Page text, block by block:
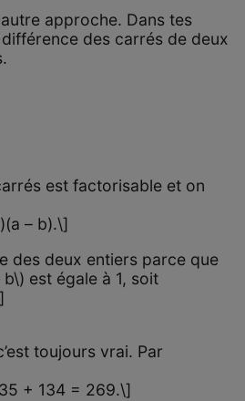
approche. Dans tes
des carrés de deux
est factorisable et on
– b).\]
des deux entiers parce que
est égale à 1, soit
toujours vrai. Par
+ 134 = 269.\]